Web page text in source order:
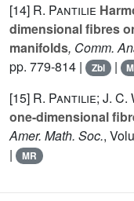
[14] R. Pantilie
dimensional fibres
manifolds, Comm.
pp. 779-814 |
Zbl |
[15] R. Pantilie; J. C.
one-dimensional
Amer. Math. Soc.,
| MR